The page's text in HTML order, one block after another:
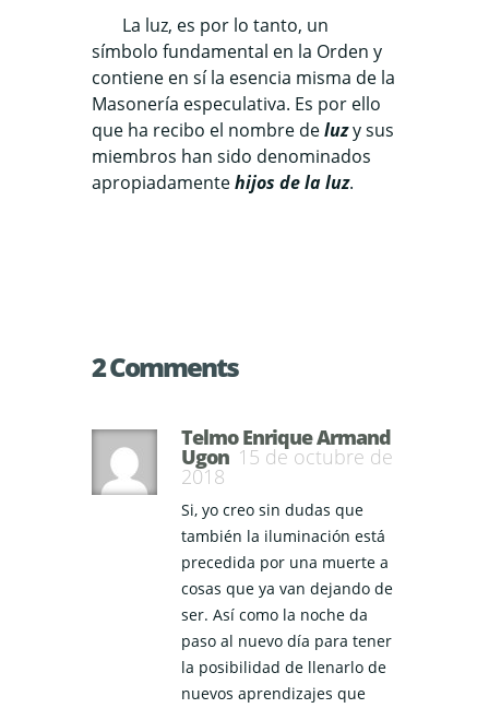
La luz, es por lo tanto, un
símbolo fundamental en la Orden y
contiene en sí la esencia misma de la
Masonería especulativa. Es por ello
que ha recibo el nombre deluzy sus
miembros han sido denominados
apropiadamentehijos de la luz.
2 Comments
Telmo Enrique Armand
Ugon 15 de octubre de
2018
Si, yo creo sin dudas que
también la iluminación está
precedida por una muerte a
cosas que ya van dejando de
ser. Así como la noche da
paso al nuevo día para tener
la posibilidad de llenarlo de
nuevos aprendizajes que